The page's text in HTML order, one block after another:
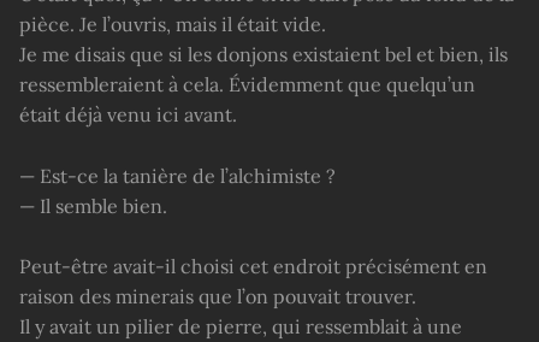
pièce. Je l’ouvris, mais il était vide.
Je me disais que si les donjons existaient bel et bien, ils
ressembleraient à cela. Évidemment que quelqu’un
était déjà venu ici avant.
— Est-ce la tanière de l’alchimiste ?
— Il semble bien.
Peut-être avait-il choisi cet endroit précisément en
raison des minerais que l’on pouvait trouver.
Il y avait un pilier de pierre, qui ressemblait à une